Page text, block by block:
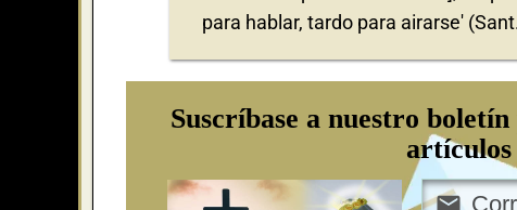
para hablar, tardo para airarse'
Suscríbase a nuestro
artículos